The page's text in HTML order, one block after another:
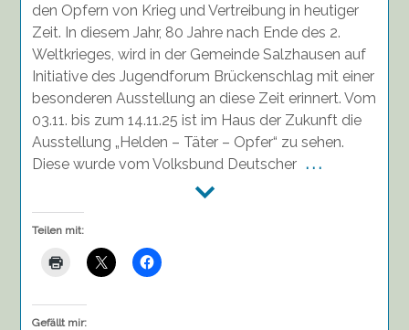
den Opfern von Krieg und Vertreibung in heutiger
Zeit. In diesem Jahr, 80 Jahre nach Ende des 2.
Weltkrieges, wird in der Gemeinde Salzhausen auf
Initiative des Jugendforum Brückenschlag mit einer
besonderen Ausstellung an diese Zeit erinnert. Vom
03.11. bis zum 14.11.25 ist im Haus der Zukunft die
Ausstellung „Helden – Täter – Opfer“ zu sehen.
Diese wurde vom Volksbund Deutscher . . .
Teilen mit:
Gefällt mir: